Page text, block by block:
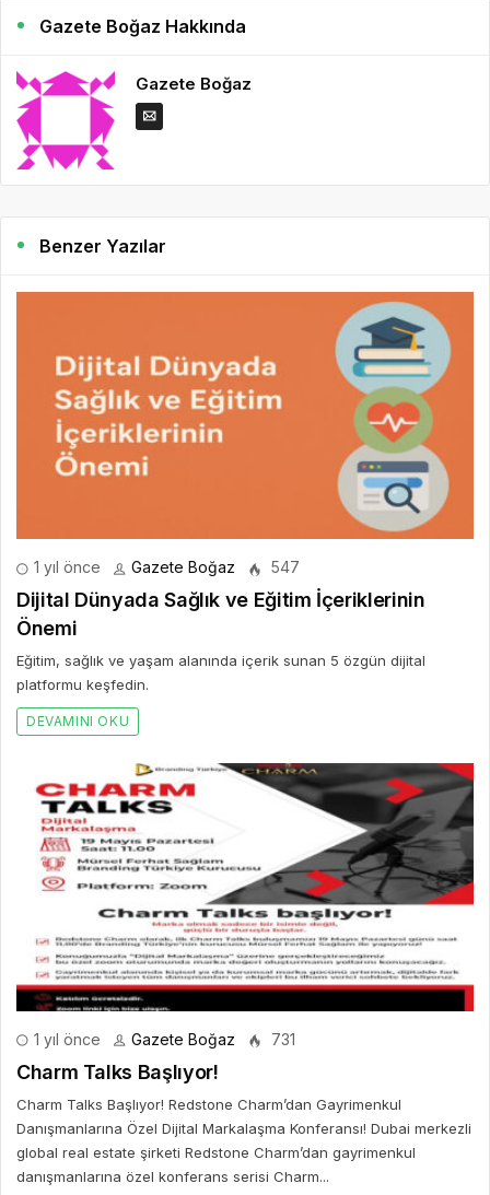
Gazete Boğaz Hakkında
Gazete Boğaz
Benzer Yazılar
1 yıl önce Gazete Boğaz 547
Dijital Dünyada Sağlık ve Eğitim İçeriklerinin
Önemi
Eğitim, sağlık ve yaşam alanında içerik sunan 5 özgün dijital
platformu keşfedin.
DEVAMINI OKU
1 yıl önce Gazete Boğaz 731
Charm Talks Başlıyor!
Charm Talks Başlıyor! Redstone Charm’dan Gayrimenkul
Danışmanlarına Özel Dijital Markalaşma Konferansı! Dubai merkezli
global real estate şirketi Redstone Charm’dan gayrimenkul
danışmanlarına özel konferans serisi Charm...